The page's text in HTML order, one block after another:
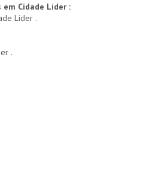
Cidade Líder :
Líder .
.